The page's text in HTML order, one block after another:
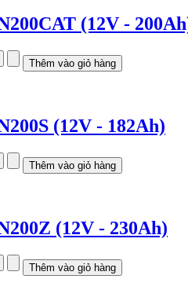
(12V -
(12V - 182Ah)
(12V - 230Ah)